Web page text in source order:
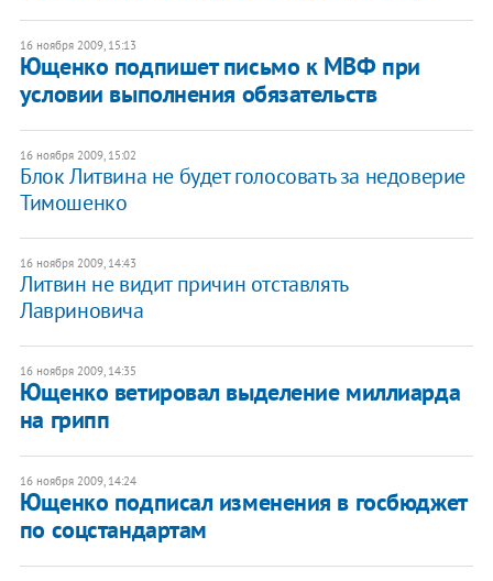
16 ноября 2009, 15:13
Ющенко подпишет письмо к МВФ при
условии выполнения обязательств
16 ноября 2009, 15:02
Блок Литвина не будет голосовать за недоверие
Тимошенко
16 ноября 2009, 14:43
Литвин не видит причин отставлять
Лавриновича
16 ноября 2009, 14:35
Ющенко ветировал выделение миллиарда
на грипп
16 ноября 2009, 14:24
Ющенко подписал изменения в госбюджет
по соцстандартам